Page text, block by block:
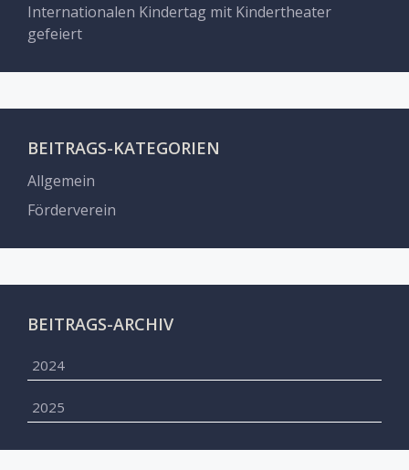
Internationalen Kindertag mit Kindertheater
gefeiert
BEITRAGS-KATEGORIEN
Allgemein
Förderverein
BEITRAGS-ARCHIV
2024
2025